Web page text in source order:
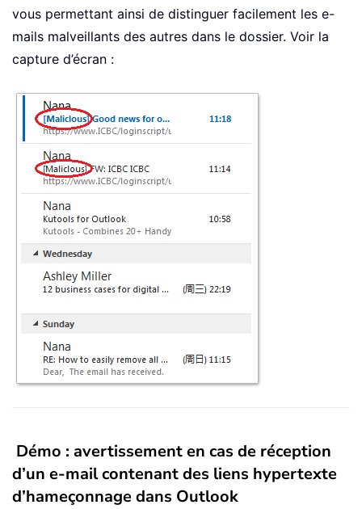
vous permettant ainsi de distinguer facilement les e-
mails malveillants des autres dans le dossier. Voir la
capture d’écran :
Démo : avertissement en cas de réception
d’un e-mail contenant des liens hypertexte
d’hameçonnage dans Outlook